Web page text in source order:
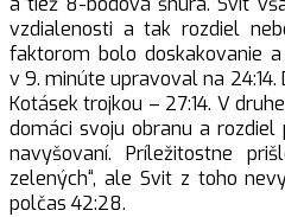
vzdialenosti a tak rozdiel
faktorom bolo doskakovanie
v 9. minúte upravoval na
Kotásek trojkou – 27:14. V
domáci svoju obranu a
navyšovaní. Príležitostne
zelených“, ale Svit z toho
polčas 42:28.